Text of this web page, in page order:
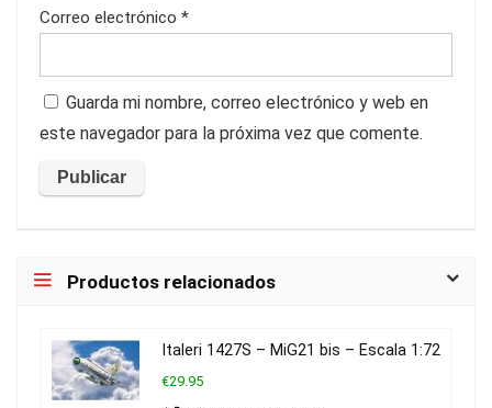
Correo electrónico *
Guarda mi nombre, correo electrónico y web en
este navegador para la próxima vez que comente.
Productos relacionados
Italeri 1427S – MiG21 bis – Escala 1:72
€29.95